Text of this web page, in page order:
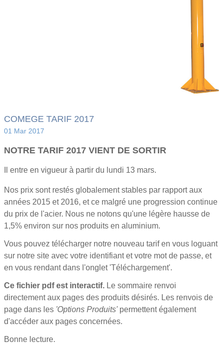
COMEGE TARIF 2017
01 Mar 2017
NOTRE TARIF 2017 VIENT DE SORTIR
Il entre en vigueur à partir du lundi 13 mars.
Nos prix sont restés globalement stables par rapport aux
années 2015 et 2016, et ce malgré une progression continue
du prix de l'acier. Nous ne notons qu'une légère hausse de
1,5% environ sur nos produits en aluminium.
Vous pouvez télécharger notre nouveau tarif en vous loguant
sur notre site avec votre identifiant et votre mot de passe, et
en vous rendant dans l'onglet 'Téléchargement'.
Ce fichier pdf est interactif. Le sommaire renvoi
directement aux pages des produits désirés. Les renvois de
page dans les 'Options Produits'permettent également
d'accéder aux pages concernées.
Bonne lecture.